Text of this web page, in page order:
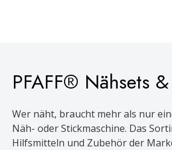
PFAFF® Nähsets
Wer näht, braucht mehr als nur
Näh- oder Stickmaschine. Das
Hilfsmitteln und Zubehör der